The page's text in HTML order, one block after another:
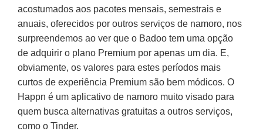
acostumados aos pacotes mensais, semestrais e
anuais, oferecidos por outros serviços de namoro, nos
surpreendemos ao ver que o Badoo tem uma opção
de adquirir o plano Premium por apenas um dia. E,
obviamente, os valores para estes períodos mais
curtos de experiência Premium são bem módicos. O
Happn é um aplicativo de namoro muito visado para
quem busca alternativas gratuitas a outros serviços,
como o Tinder.